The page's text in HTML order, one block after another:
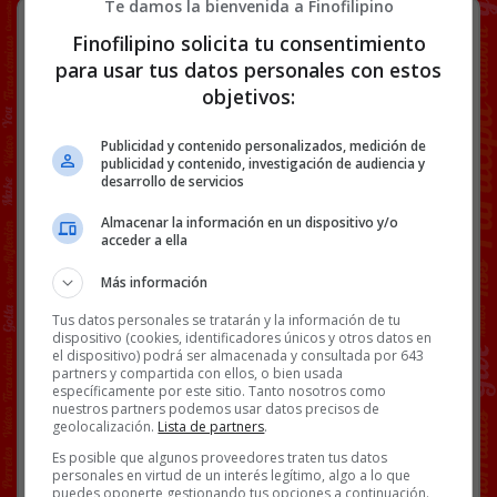
Roast de (los guionistas de) Pamela
Anderson a David Hasselhoff y Hulk
Hogan entre otros
RMMBRenviado porThugLife.
Facebook
Twitter
WhatsApp
GmailCopy
Link
Te damos la bienvenida a Finofilipino
Finofilipino solicita tu consentimiento
para usar tus datos personales con estos
objetivos:
Publicidad y contenido personalizados, medición de
publicidad y contenido, investigación de audiencia y
desarrollo de servicios
Almacenar la información en un dispositivo y/o
acceder a ella
Más información
Tus datos personales se tratarán y la información de tu
dispositivo (cookies, identificadores únicos y otros datos en
el dispositivo) podrá ser almacenada y consultada por 643
partners y compartida con ellos, o bien usada
específicamente por este sitio. Tanto nosotros como
nuestros partners podemos usar datos precisos de
geolocalización. Lista de partners.
Es posible que algunos proveedores traten tus datos
personales en virtud de un interés legítimo, algo a lo que
puedes oponerte gestionando tus opciones a continuación.